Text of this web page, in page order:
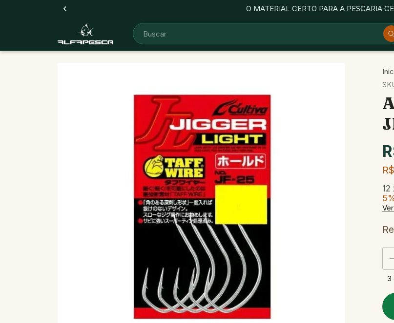
O MATERIAL CERTO PARA A PESCARIA
12
3